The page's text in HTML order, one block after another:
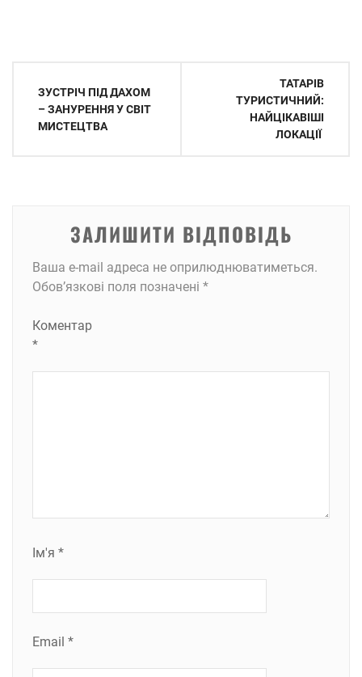
записів
ЗУСТРІЧ ПІД ДАХОМ
– ЗАНУРЕННЯ У СВІТ
МИСТЕЦТВА
ТАТАРІВ
ТУРИСТИЧНИЙ:
НАЙЦІКАВІШІ
ЛОКАЦІЇ
ЗАЛИШИТИ ВІДПОВІДЬ
Ваша e-mail адреса не оприлюднюватиметься.
Обов’язкові поля позначені *
Коментар
*
Ім'я *
Email *